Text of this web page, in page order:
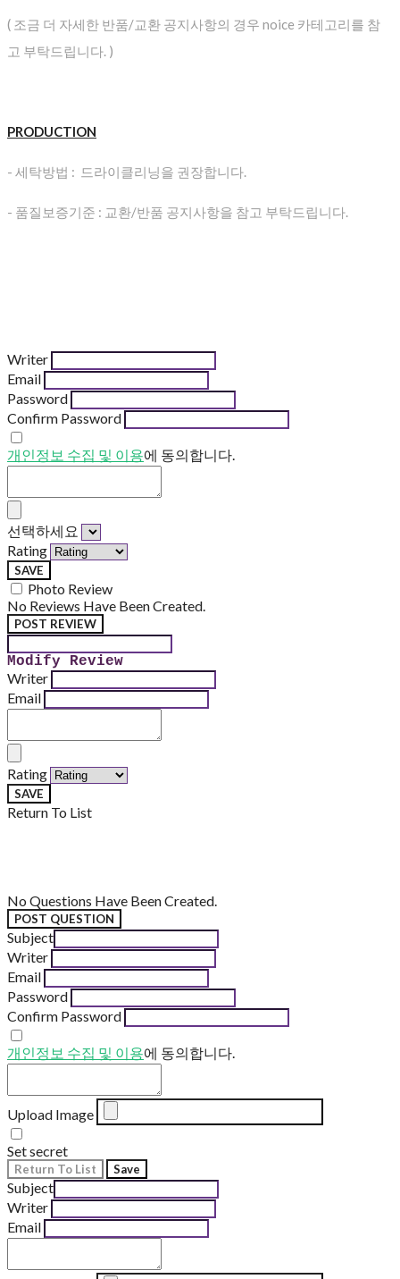
( 조금 더 자세한 반품/교환 공지사항의 경우 noice 카테고리를 참
고 부탁드립니다. )
PRODUCTION
- 세탁방법 : 드라이클리닝을 권장합니다.
- 품질보증기준 : 교환/반품 공지사항을 참고 부탁드립니다.
Writer
Email
Password
Confirm Password
개인정보 수집 및 이용에 동의합니다.
선택하세요
Rating
SAVE
Photo Review
No Reviews Have Been Created.
POST REVIEW
Modify Review
Writer
Email
Rating
SAVE
Return To List
No Questions Have Been Created.
POST QUESTION
Subject
Writer
Email
Password
Confirm Password
개인정보 수집 및 이용에 동의합니다.
Upload Image
Set secret
Return To List Save
Subject
Writer
Email